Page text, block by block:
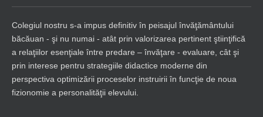
Colegiul nostru s-a impus definitiv în peisajul învăţământului
băcăuan - şi nu numai - atât prin valorizarea pertinent ştiinţifică
a relaţiilor esenţiale între predare – învăţare - evaluare, cât şi
prin interese pentru strategiile didactice moderne din
perspectiva optimizării proceselor instruirii în funcţie de noua
fizionomie a personalităţii elevului.